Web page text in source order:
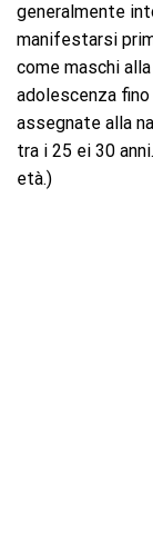
generalmente
manifestarsi
come maschi
adolescenza
assegnate alla
tra i 25 ei 30
età.)